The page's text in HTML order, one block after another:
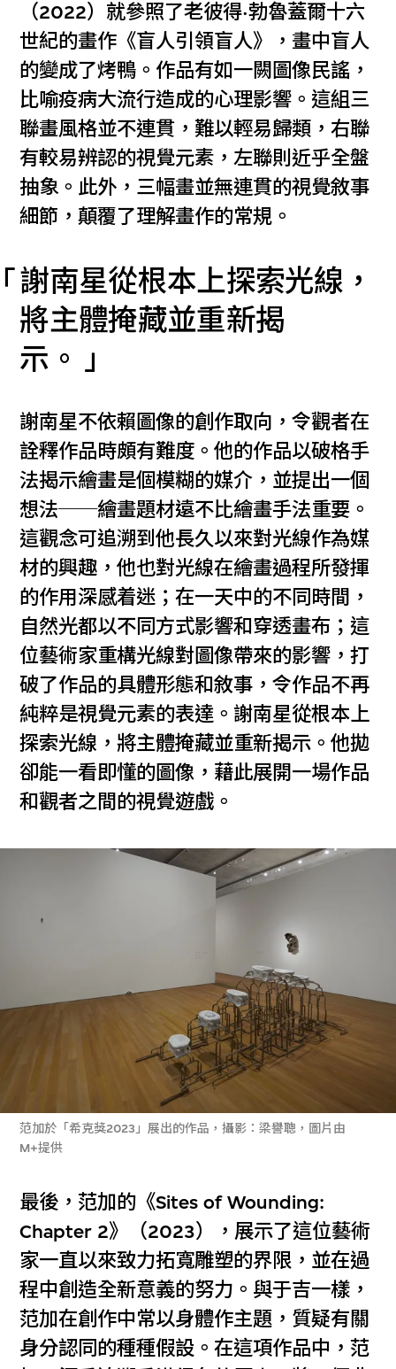
（2022）就參照了老彼得·勃魯蓋爾十六
世紀的畫作《盲人引領盲人》，畫中盲人
的變成了烤鴨。作品有如一闕圖像民謠，
比喻疫病大流行造成的心理影響。這組三
聯畫風格並不連貫，難以輕易歸類，右聯
有較易辨認的視覺元素，左聯則近乎全盤
抽象。此外，三幅畫並無連貫的視覺敘事
細節，顛覆了理解畫作的常規。
謝南星從根本上探索光線，
將主體掩藏並重新揭
示。
謝南星不依賴圖像的創作取向，令觀者在
詮釋作品時頗有難度。他的作品以破格手
法揭示繪畫是個模糊的媒介，並提出一個
想法──繪畫題材遠不比繪畫手法重要。
這觀念可追溯到他長久以來對光線作為媒
材的興趣，他也對光線在繪畫過程所發揮
的作用深感着迷；在一天中的不同時間，
自然光都以不同方式影響和穿透畫布；這
位藝術家重構光線對圖像帶來的影響，打
破了作品的具體形態和敘事，令作品不再
純粹是視覺元素的表達。謝南星從根本上
探索光線，將主體掩藏並重新揭示。他拋
卻能一看即懂的圖像，藉此展開一場作品
和觀者之間的視覺遊戲。
范加於「希克獎2023」展出的作品，攝影：梁譽聰，圖片由
M+提供
最後，范加的《Sites of Wounding:
Chapter 2》（2023），展示了這位藝術
家一直以來致力拓寬雕塑的界限，並在過
程中創造全新意義的努力。與于吉一樣，
范加在創作中常以身體作主題，質疑有關
身分認同的種種假設。在這項作品中，范